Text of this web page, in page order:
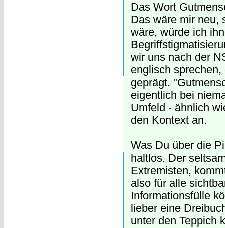
Das Wort
Das wäre mir neu,
wäre, würde ich
wir uns nach der
englisch
geprägt.
eigentlich bei
Umfeld - ähnlich
den Kontext an.
Was Du über die
haltlos. Der
Extremisten,
also für alle
Informationsfülle
lieber eine
unter den Teppich